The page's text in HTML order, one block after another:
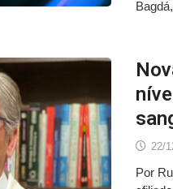
Bagdá,
22/
Por